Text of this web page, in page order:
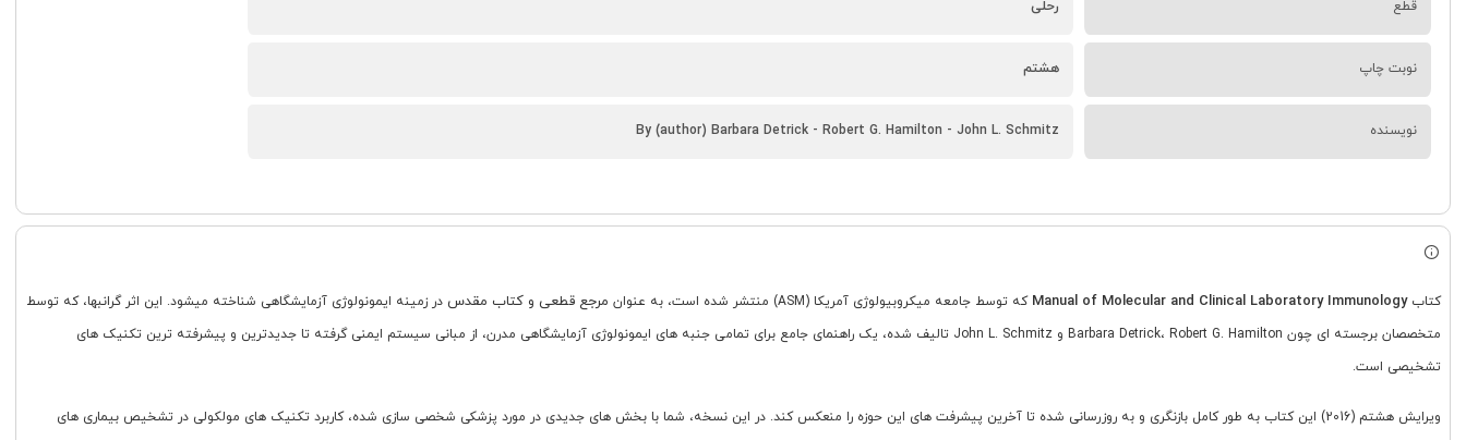
قطع رحلی
نوبت چاپ هشتم
نویسنده By (author) Barbara Detrick - Robert G. Hamilton - John L. Schmitz
کتابManual of Molecular and Clinical Laboratory Immunology که توسط جامعه میکروبیولوژی آمریکا (ASM) منتشر شده است، به عنوان مرجع قطعی و کتاب مقدس در زمینه ایمونولوژی آزمایشگاهی شناخته میشود. این اثر گرانبها، که توسط
متخصصان برجسته ای چون Barbara Detrick، Robert G. Hamilton و John L. Schmitz تالیف شده، یک راهنمای جامع برای تمامی جنبه های ایمونولوژی آزمایشگاهی مدرن، از مبانی سیستم ایمنی گرفته تا جدیدترین و پیشرفته ترین تکنیک های
تشخیصی است.
ویرایش هشتم (2016) این کتاب به طور کامل بازنگری و به روزرسانی شده تا آخرین پیشرفت های این حوزه را منعکس کند. در این نسخه، شما با بخش های جدیدی در مورد پزشکی شخصی سازی شده، کاربرد تکنیک های مولکولی در تشخیص بیماری های